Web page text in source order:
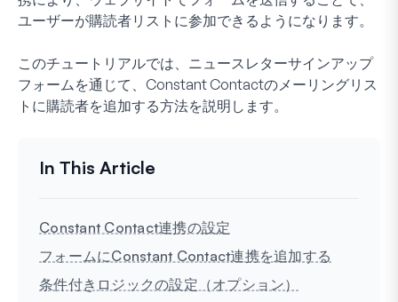
ユーザーが購読者リストに参加できるようになります。
このチュートリアルでは、ニュースレターサインアップ
フォームを通じて、Constant Contactのメーリングリス
トに購読者を追加する方法を説明します。
Constant Contact連携の設定
フォームにConstant Contact連携を追加する
条件付きロジックの設定（オプション）